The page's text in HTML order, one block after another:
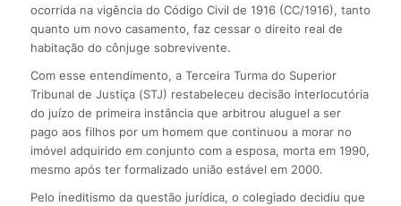
ocorrida na vigência do Código Civil de 1916 (CC/1916), tanto
quanto um novo casamento, faz cessar o direito real de
habitação do cônjuge sobrevivente.
Com esse entendimento, a Terceira Turma do Superior
Tribunal de Justiça (STJ) restabeleceu decisão interlocutória
do juízo de primeira instância que arbitrou aluguel a ser
pago aos filhos por um homem que continuou a morar no
imóvel adquirido em conjunto com a esposa, morta em 1990,
mesmo após ter formalizado união estável em 2000.
Pelo ineditismo da questão jurídica, o colegiado decidiu que